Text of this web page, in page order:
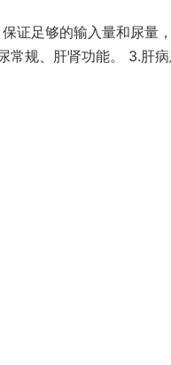
证足够的输入量和尿量
常规、肝肾功能。 3.肝